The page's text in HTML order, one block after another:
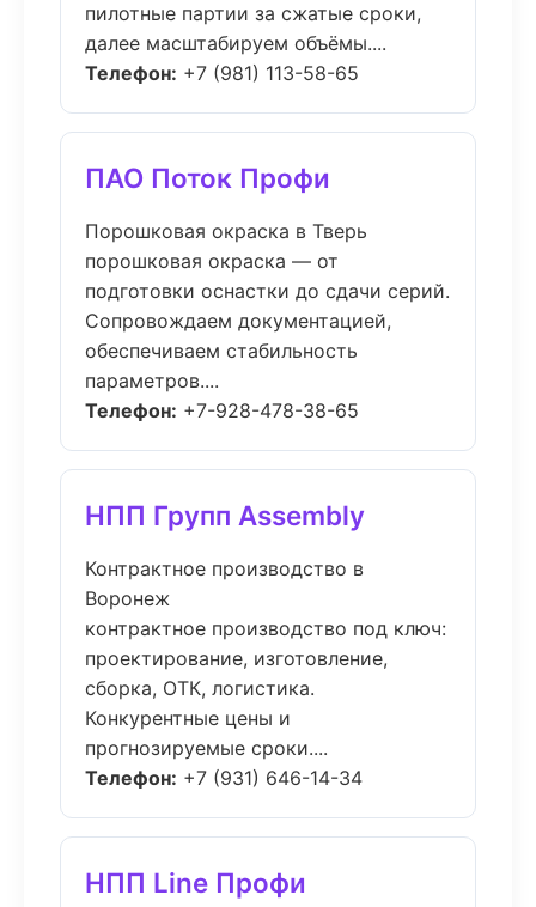
пилотные партии за сжатые сроки,
далее масштабируем объёмы....
Телефон: +7 (981) 113-58-65
ПАО Поток Профи
Порошковая окраска в Тверь
порошковая окраска — от
подготовки оснастки до сдачи серий.
Сопровождаем документацией,
обеспечиваем стабильность
параметров....
Телефон: +7-928-478-38-65
НПП Групп Assembly
Контрактное производство в
Воронеж
контрактное производство под ключ:
проектирование, изготовление,
сборка, ОТК, логистика.
Конкурентные цены и
прогнозируемые сроки....
Телефон: +7 (931) 646-14-34
НПП Line Профи